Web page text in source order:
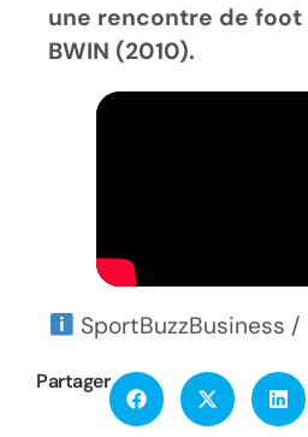
une rencontre de
BWIN (2010).
SportBuzzBusiness /
Partager